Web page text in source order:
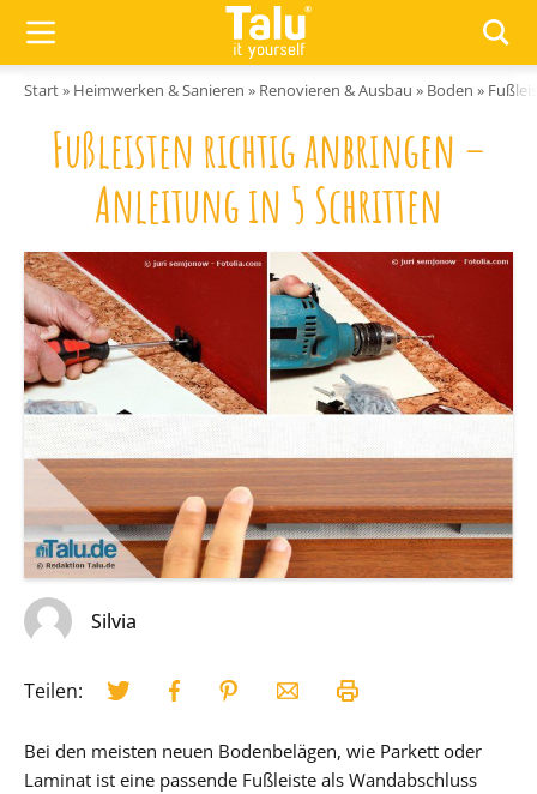
Start» Heimwerken & Sanieren » Renovieren & Ausbau » Boden »
Fußleisten richtig anbringen –
Anleitung in 5 Schritten
Silvia
Teilen:
Bei den meisten neuen Bodenbelägen, wie Parkett oder
Laminat ist eine passende Fußleiste als Wandabschluss